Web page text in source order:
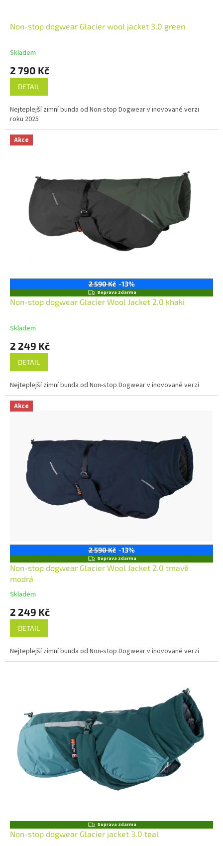
Non-stop dogwear Glacier wool jacket 3.0 green
Skladem
2 790 Kč
DETAIL
Nejteplejší zimní bunda od Non-stop Dogwear v inovované verzi
roku 2025
Akce
2 590 Kč -13%
Z
D
A
Doprava zdarma
Non-stop dogwear Glacier Wool Jacket 2.0 khaki
Skladem
2 249 Kč
DETAIL
Nejteplejší zimní bunda od Non-stop Dogwear v inovované verzi
Akce
2 590 Kč -13%
Z
D
A
Doprava zdarma
Non-stop dogwear Glacier Wool Jacket 2.0 tmavě
modrá
Skladem
2 249 Kč
DETAIL
Nejteplejší zimní bunda od Non-stop Dogwear v inovované verzi
Z
D
A
Doprava zdarma
Non-stop dogwear Glacier jacket 3.0 teal